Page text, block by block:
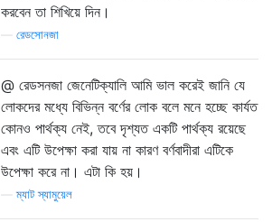
করবেন তা শিখিয়ে দিন।
রেডসোনজা
@ রেডসনজা জেনেটিক্যালি আমি ভাল করেই জানি যে
লোকদের মধ্যে বিভিন্ন বর্ণের লোক বলে মনে হচ্ছে কার্যত
কোনও পার্থক্য নেই, তবে দৃশ্যত একটি পার্থক্য রয়েছে
এবং এটি উপেক্ষা করা যায় না কারণ বর্ণবাদীরা এটিকে
উপেক্ষা করে না। এটা কি হয়।
—ম্যাট স্যামুয়েল